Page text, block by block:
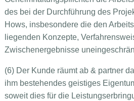
des bei der Durchführung des
Hows, insbesondere die den
liegenden Konzepte,
Zwischenergebnisse
(6) Der Kunde räumt ab & partner
ihm bestehendes geistiges
soweit dies für die